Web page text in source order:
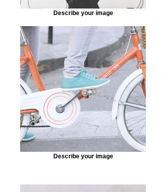
Describe your image
Describe your image